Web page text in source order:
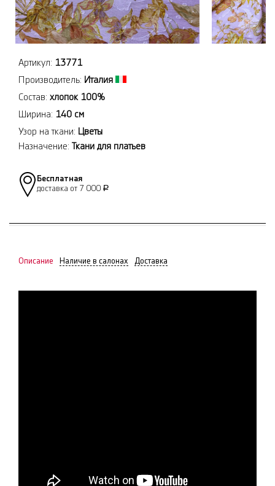
Артикул: 13771
Производитель: Италия
Состав: хлопок 100%
Ширина: 140 см
Узор на ткани: Цветы
Назначение: Ткани для платьев
Бесплатная
доставка от 7 000 Р
Описание Наличие в салонах Доставка